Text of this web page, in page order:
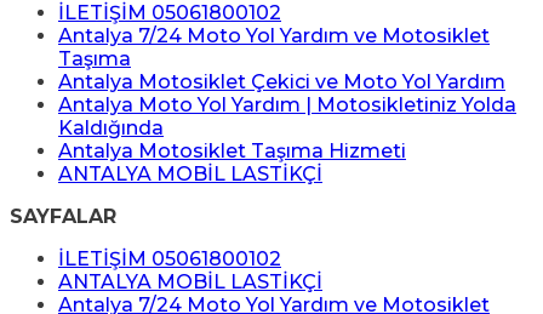
İLETİŞİM 05061800102
Antalya 7/24 Moto Yol Yardım ve Motosiklet
Taşıma
Antalya Motosiklet Çekici ve Moto Yol Yardım
Antalya Moto Yol Yardım | Motosikletiniz Yolda
Kaldığında
Antalya Motosiklet Taşıma Hizmeti
ANTALYA MOBİL LASTİKÇİ
SAYFALAR
İLETİŞİM 05061800102
ANTALYA MOBİL LASTİKÇİ
Antalya 7/24 Moto Yol Yardım ve Motosiklet